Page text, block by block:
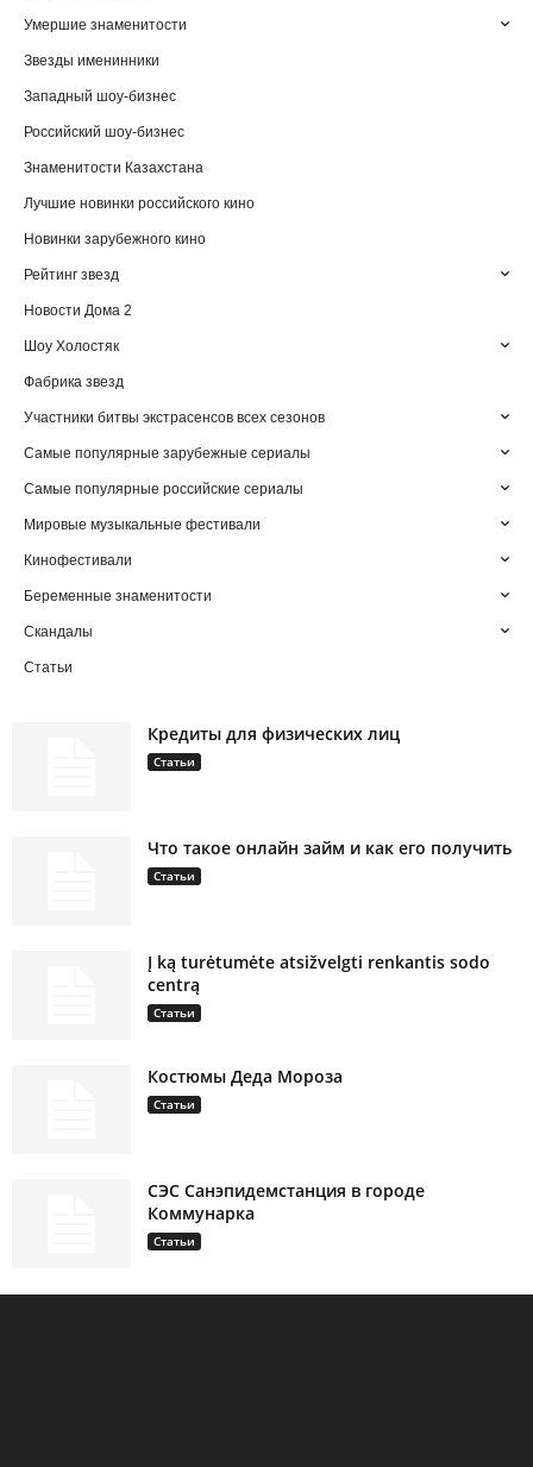
Умершие знаменитости
Звезды именинники
Западный шоу-бизнес
Российский шоу-бизнес
Знаменитости Казахстана
Лучшие новинки российского кино
Новинки зарубежного кино
Рейтинг звезд
Новости Дома 2
Шоу Холостяк
Фабрика звезд
Участники битвы экстрасенсов всех сезонов
Самые популярные зарубежные сериалы
Самые популярные российские сериалы
Мировые музыкальные фестивали
Кинофестивали
Беременные знаменитости
Скандалы
Статьи
Кредиты для физических лиц
Статьи
Что такое онлайн займ и как его получить
Статьи
Į ką turėtumėte atsižvelgti renkantis sodo
centrą
Статьи
Костюмы Деда Мороза
Статьи
СЭС Санэпидемстанция в городе
Коммунарка
Статьи